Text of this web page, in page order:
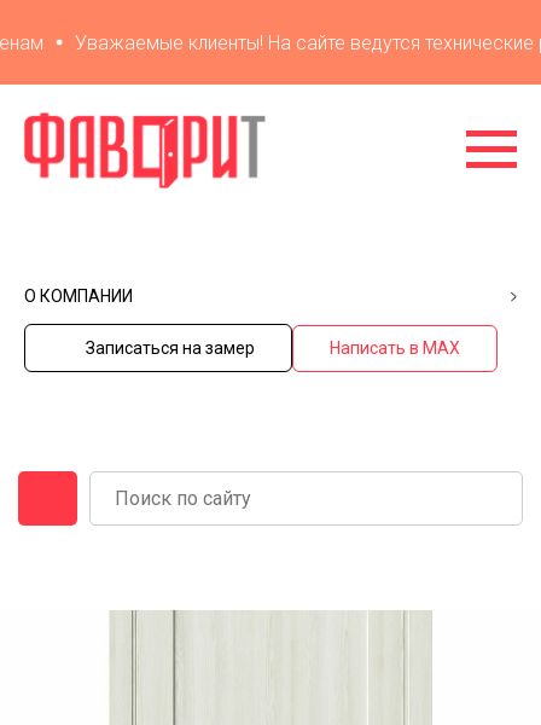
Уважаемые клиенты! На сайте ведутся технические
О КОМПАНИИ
Записаться на замер Написать в MAX